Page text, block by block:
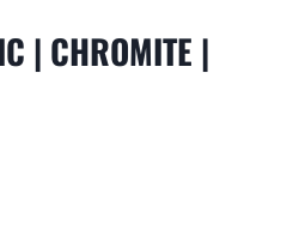
| CHROMITE |